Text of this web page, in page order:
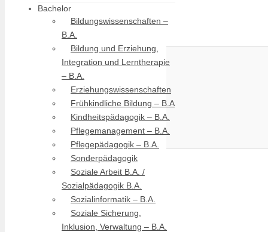
Bachelor
Bildungswissenschaften –
B.A.
Bildung und Erziehung,
Integration und Lerntherapie
– B.A.
Erziehungswissenschaften
Frühkindliche Bildung – B.A
Kindheitspädagogik – B.A.
Pflegemanagement – B.A.
Pflegepädagogik – B.A.
Sonderpädagogik
Soziale Arbeit B.A. /
Sozialpädagogik B.A.
Sozialinformatik – B.A.
Soziale Sicherung,
Inklusion, Verwaltung – B.A.